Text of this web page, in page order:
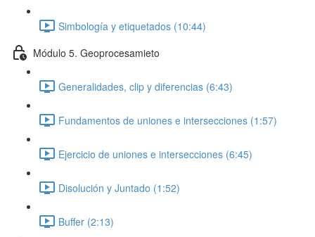
Simbología y etiquetados (10:44)
Módulo 5. Geoprocesamieto
Generalidades, clip y diferencias (6:43)
Fundamentos de uniones e intersecciones (1:57)
Ejercicio de uniones e intersecciones (6:45)
Disolución y Juntado (1:52)
Buffer (2:13)